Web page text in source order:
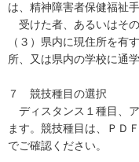
は、精神障害者保健福祉
受けた者、あるいはそ
（３）県内に現住所を有
所、又は県内の学校に通
７ 競技種目の選択
ディスタンス１種目、
ます。競技種目は、ＰＤ
でご確認ください。